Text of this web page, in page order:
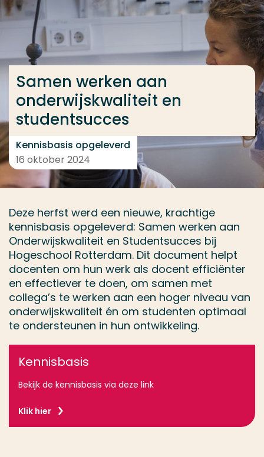
Ga direct naar de content
... > Samen werken aan onderwijskwaliteit en
Samen werken aan
onderwijskwaliteit en
studentsucces
Kennisbasis opgeleverd
16 oktober 2024
Deze herfst werd een nieuwe, krachtige
kennisbasis opgeleverd: Samen werken aan
Onderwijskwaliteit en Studentsucces bij
Hogeschool Rotterdam. Dit document helpt
docenten om hun werk als docent efficiënter
en effectiever te doen, om samen met
collega’s te werken aan een hoger niveau van
onderwijskwaliteit én om studenten optimaal
te ondersteunen in hun ontwikkeling.
Kennisbasis
Bekijk de kennisbasis via deze link
Klik hier
Veel gezocht
Opleiding
Contact